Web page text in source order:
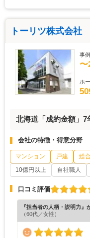
トーリツ株式会社
事
〜
ホ
北海道「成約金額」7
会社の特徴・得意分野
マンション 戸建 総
10億円以上
自社職人
口コミ評価
『担当者の人柄・説明力』
（60代／女性）